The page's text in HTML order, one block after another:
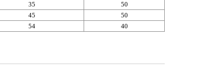
35
50
45
50
54
40